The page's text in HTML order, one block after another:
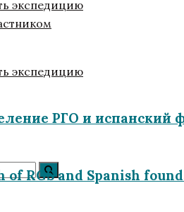
экспедицию
экспедицию
РГО и испанский
of RGS and Spanish